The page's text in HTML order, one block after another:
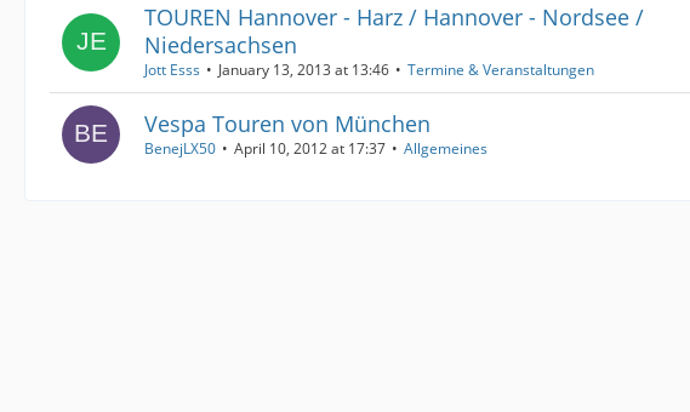
TOUREN Hannover - Harz / Hannover - Nordsee /
Niedersachsen
Jott Esss January 13, 2013 at 13:46 Termine & Veranstaltungen
Vespa Touren von München
BenejLX50 April 10, 2012 at 17:37 Allgemeines